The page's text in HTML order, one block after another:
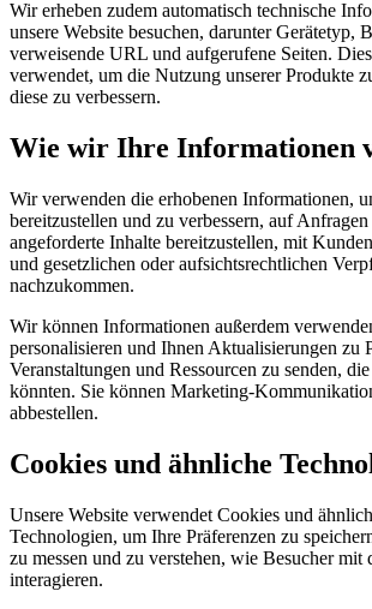
Wir erheben zudem automatisch technische
unsere Website besuchen, darunter Gerätetyp,
verweisende URL und aufgerufene Seiten.
verwendet, um die Nutzung unserer Produkte
diese zu verbessern.
Wie wir Ihre Informationen
Wir verwenden die erhobenen Informationen,
bereitzustellen und zu verbessern, auf Anfragen
angeforderte Inhalte bereitzustellen, mit
und gesetzlichen oder aufsichtsrechtlichen
nachzukommen.
Wir können Informationen außerdem
personalisieren und Ihnen Aktualisierungen zu
Veranstaltungen und Ressourcen zu senden,
könnten. Sie können Marketing-
abbestellen.
Cookies und ähnliche
Unsere Website verwendet Cookies und
Technologien, um Ihre Präferenzen zu
zu messen und zu verstehen, wie Besucher mit
interagieren.